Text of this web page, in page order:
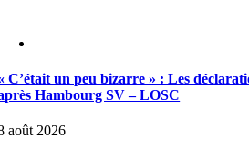
C’était un peu bizarre » : Les
Hambourg SV – LOSC
août 2026